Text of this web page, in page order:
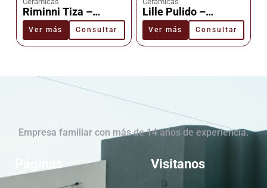
Riminni Tiza –
Cerámica –
Cañuelas
Ver más Consultar
Lille Pulido –
Cerámica –
Cañuelas
Ver más Consultar
Empresa familiar con más de 14 años de experiencia.
Páginas Visitanos